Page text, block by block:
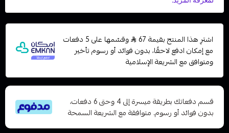
اشترِ هذا المنتج بقيمة 67
وقسّمها على 5 دفعات
مع إمكان ادفع لاحقًا، بدون فوائد أو رسوم تأخير
ومتوافق مع الشريعة الإسلامية
قسم دفعاتك بطريقة ميسرة إلى 4 وحتى 6 دفعات،
بدون فوائد أو رسوم. متوافقة مع الشريعة السمحة